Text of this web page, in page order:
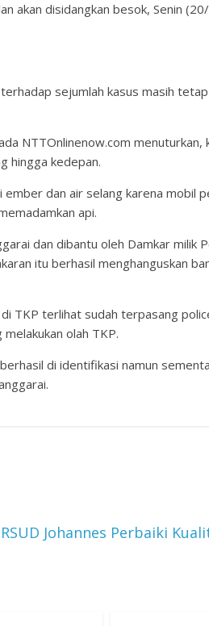
akan disidangkan besok, Senin
sejumlah kasus masih tetap
NTTOnlinenow.com menuturkan,
hingga kedepan.
dan air selang karena mobil
api.
dan dibantu oleh Damkar milik
itu berhasil menghanguskan
TKP terlihat sudah terpasang
olah TKP.
di identifikasi namun
Johannes Perbaiki